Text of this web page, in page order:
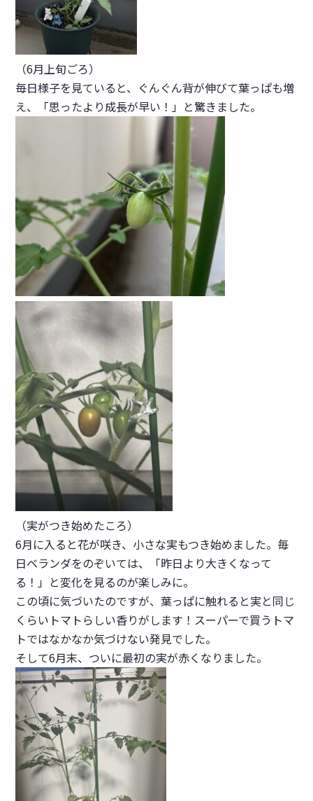
（6月上旬ごろ）
毎日様子を見ていると、ぐんぐん背が伸びて葉っぱも増
え、「思ったより成長が早い！」と驚きました。
（実がつき始めたころ）
6月に入ると花が咲き、小さな実もつき始めました。毎
日ベランダをのぞいては、「昨日より大きくなって
る！」と変化を見るのが楽しみに。
この頃に気づいたのですが、葉っぱに触れると実と同じ
くらいトマトらしい香りがします！スーパーで買うトマ
トではなかなか気づけない発見でした。
そして6月末、ついに最初の実が赤くなりました。